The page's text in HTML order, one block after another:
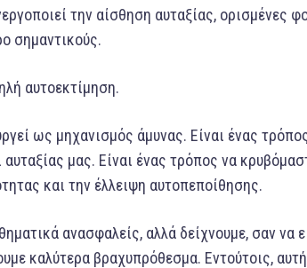
την αίσθηση αυταξίας, ορισμένες
σημαντικούς.
αυτοεκτίμηση.
ως μηχανισμός άμυνας. Είναι ένας
αυταξίας μας. Είναι ένας τρόπος να
και την έλλειψη αυτοπεποίθησης.
ανασφαλείς, αλλά δείχνουμε, σαν να
καλύτερα βραχυπρόθεσμα. Εντούτοις,